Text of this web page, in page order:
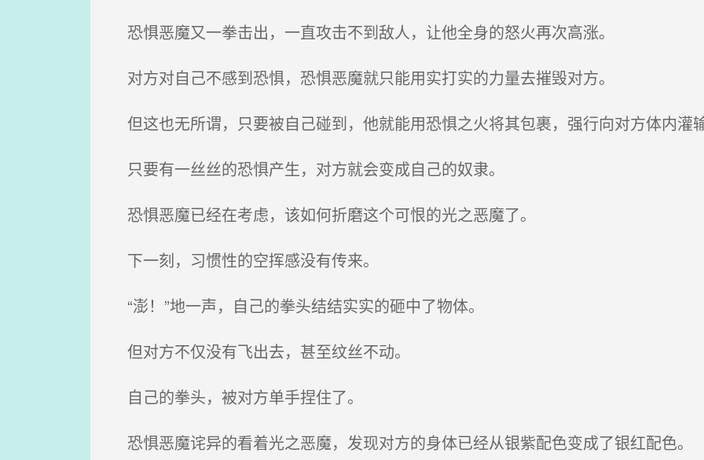
恐惧恶魔又一拳击出，一直攻击不到敌人，让他全身的怒火再次高涨。
对方对自己不感到恐惧，恐惧恶魔就只能用实打实的力量去摧毁对方。
但这也无所谓，只要被自己碰到，他就能用恐惧之火将其包裹，强行向对方体内灌
只要有一丝丝的恐惧产生，对方就会变成自己的奴隶。
恐惧恶魔已经在考虑，该如何折磨这个可恨的光之恶魔了。
下一刻，习惯性的空挥感没有传来。
“澎！”地一声，自己的拳头结结实实的砸中了物体。
但对方不仅没有飞出去，甚至纹丝不动。
自己的拳头，被对方单手捏住了。
恐惧恶魔诧异的看着光之恶魔，发现对方的身体已经从银紫配色变成了银红配色。